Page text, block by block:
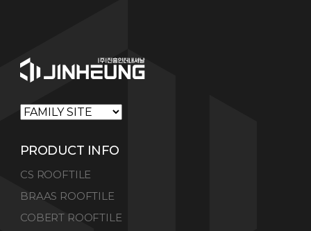
PRODUCT INFO
CS ROOFTILE
BRAAS ROOFTILE
COBERT ROOFTILE